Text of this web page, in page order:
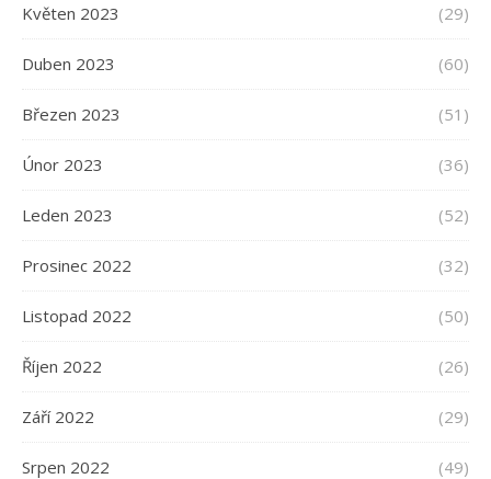
Květen 2023 (29)
Duben 2023 (60)
Březen 2023 (51)
Únor 2023 (36)
Leden 2023 (52)
Prosinec 2022 (32)
Listopad 2022 (50)
Říjen 2022 (26)
Září 2022 (29)
Srpen 2022 (49)